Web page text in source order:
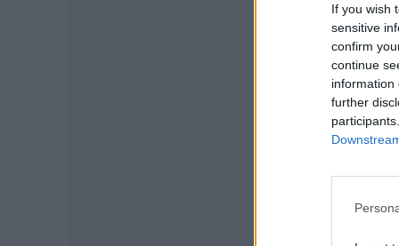
If you wish
sensitive
confirm
continue
information
further